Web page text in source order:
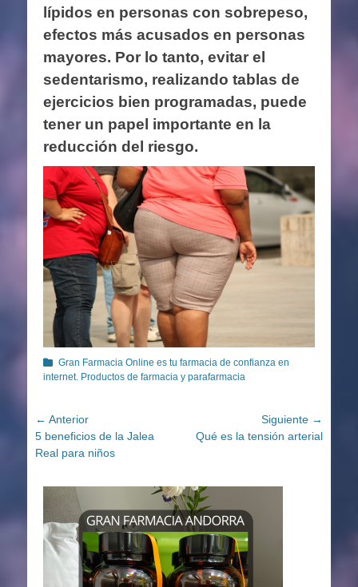
lípidos en personas con sobrepeso,
efectos más acusados en personas
mayores. Por lo tanto, evitar el
sedentarismo, realizando tablas de
ejercicios bien programadas, puede
tener un papel importante en la
reducción del riesgo.
Categorías
Gran Farmacia Online es tu farmacia de confianza en
internet. Productos de farmacia y parafarmacia
Navegación
de
entradas
← Anterior
Entrada
anterior:
5 beneficios de la Jalea
Real para niños
Siguiente →
Entrada
Qué es la tensión arterial